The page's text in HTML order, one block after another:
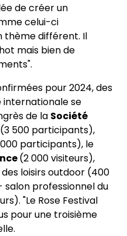
de créer un
celui-ci
thème différent. Il
mais bien de
pour 2024, des
se
de la Société
(3 500 participants),
participants), le
(2 000 visiteurs),
loisirs outdoor (400
salon professionnel du
"Le Rose Festival
pour une troisième